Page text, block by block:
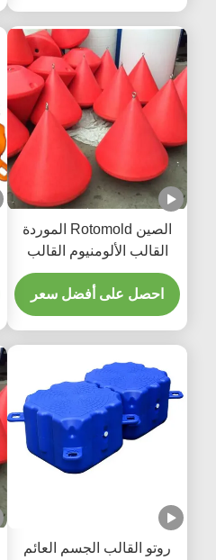
الصين Rotomold الموردة
القالب الألومنيوم القالب
الطين الكروية البلاستيكية
طوابق الرفع المخصصة مع
الشريط العاكس أو الأضواء
احصل على أفضل سعر
روتو القالب الجسم العائم